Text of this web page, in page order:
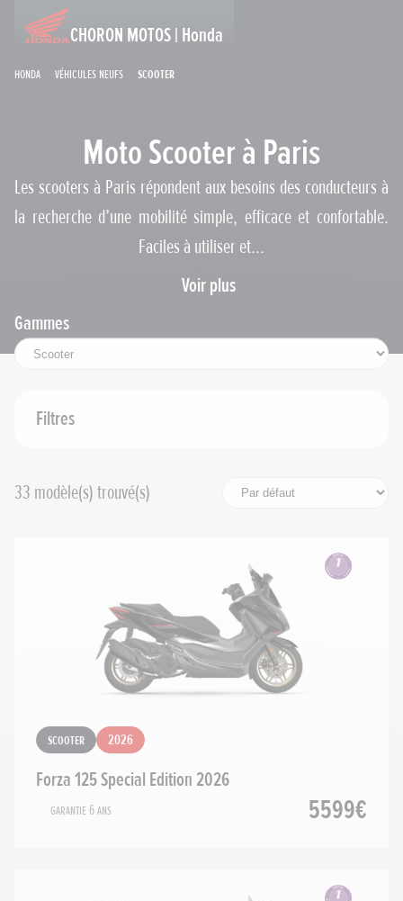
CHORON MOTOS | Honda
Honda Véhicules neufs Scooter
Moto Scooter à Paris
Les scooters à Paris répondent aux besoins des conducteurs à
la recherche d’une mobilité simple, efficace et confortable.
Faciles à utiliser et...
Voir plus
Gammes
Filtres
Permis requis
33 modèle(s) trouvé(s)
Scooter 2026
Forza 125 Special Edition 2026
Garantie 6 ans 5599€